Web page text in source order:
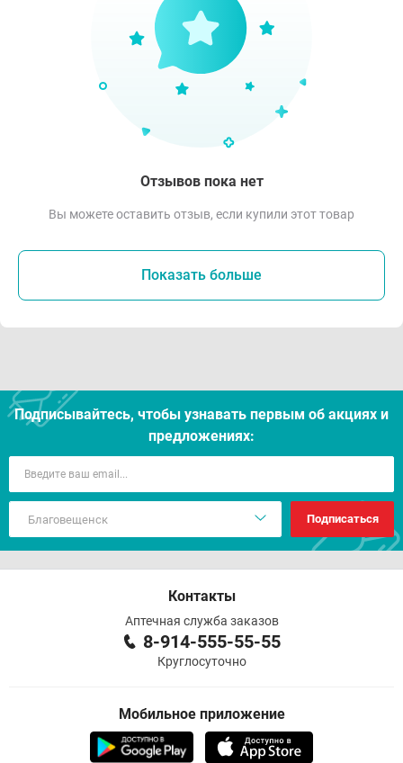
Отзывов пока нет
Вы можете оставить отзыв, если купили этот товар
Показать больше
Подписывайтесь, чтобы узнавать первым об акцияx и
предложениях:
Подписаться
Контакты
Аптечная служба заказов
8-914-555-55-55
Круглосуточно
Мобильное приложение